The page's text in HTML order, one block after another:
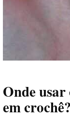
Onde usar
em crochê?